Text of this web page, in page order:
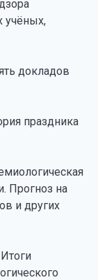
учёных,
докладов
праздника
Прогноз на
и других